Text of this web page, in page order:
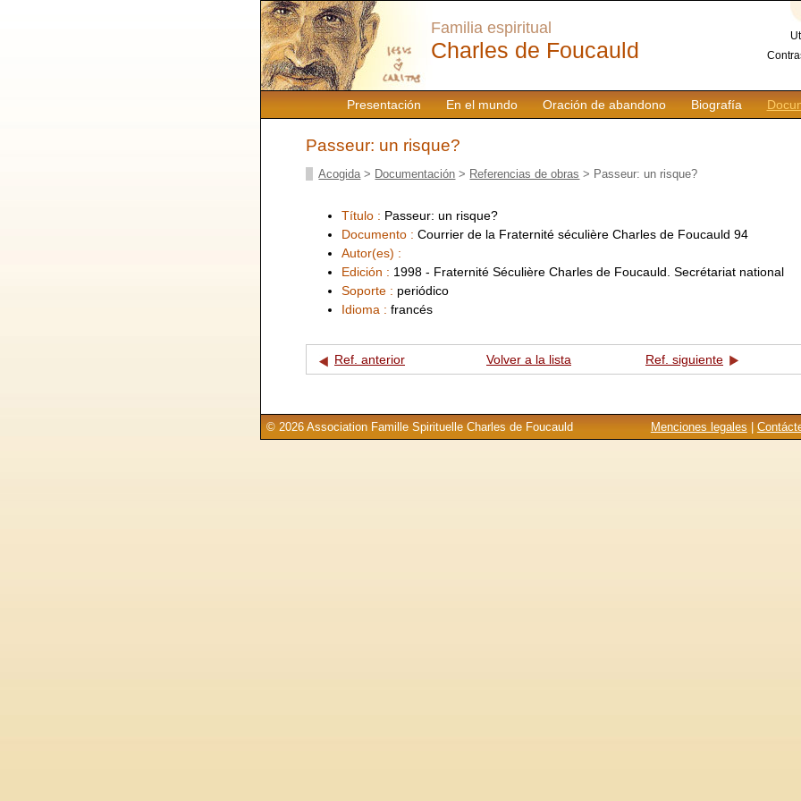
Presentación En el mundo Oración de abandono Biografía
Familia espiritual
Charles de Foucauld
Passeur: un risque?
Acogida > Documentación > Referencias de obras > Passeur: un risque?
Título : Passeur: un risque?
Documento : Courrier de la Fraternité séculière Charles de Foucauld 94
Autor(es) :
Edición : 1998 - Fraternité Séculière Charles de Foucauld. Secrétariat national
Soporte : periódico
Idioma : francés
Ref. anterior Volver a la lista Ref. siguiente
Menciones legales
© 2026 Association Famille Spirituelle Charles de Foucauld